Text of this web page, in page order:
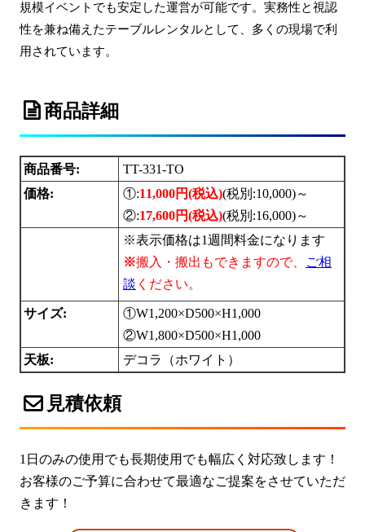
規模イベントでも安定した運営が可能です。実務性と視認
性を兼ね備えたテーブルレンタルとして、多くの現場で利
用されています。
商品詳細
商品番号:
TT-331-TO
価格:
①:11,000円(税込)(税別:10,000)～
②:17,600円(税込)(税別:16,000)～
※表示価格は1週間料金になります
※搬入・搬出もできますので、
ご相
談 ください。
サイズ:
①W1,200×D500×H1,000
②W1,800×D500×H1,000
天板:
デコラ（ホワイト）
見積依頼
1日のみの使用でも長期使用でも幅広く対応致します！
お客様のご予算に合わせて最適なご提案をさせていただ
きます！